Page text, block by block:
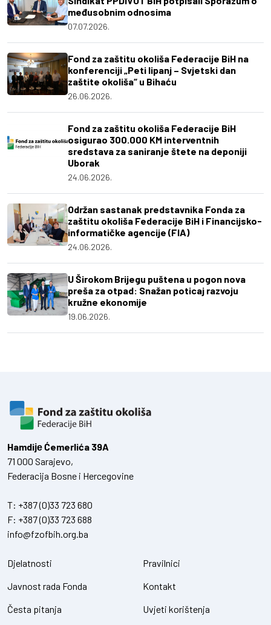
međusobnim odnosima
07.07.2026.
Fond za zaštitu okoliša Federacije BiH na
konferenciji „Peti lipanj – Svjetski dan
zaštite okoliša“ u Bihaću
26.06.2026.
Fond za zaštitu okoliša Federacije BiH
osigurao 300.000 KM interventnih
sredstava za saniranje štete na deponiji
Uborak
24.06.2026.
Održan sastanak predstavnika Fonda za
zaštitu okoliša Federacije BiH i Financijsko-
informatičke agencije (FIA)
24.06.2026.
U Širokom Brijegu puštena u pogon nova
preša za otpad: Snažan poticaj razvoju
kružne ekonomije
19.06.2026.
Hamdiје Ćemerlića 39A
71 000 Sarajevo,
Federacija Bosne i Hercegovine
T: +387 (0)33 723 680
F: +387 (0)33 723 688
info@fzofbih.org.ba
Djelatnosti
Javnost rada Fonda
Česta pitanja
Pravilnici
Kontakt
Uvjeti korištenja